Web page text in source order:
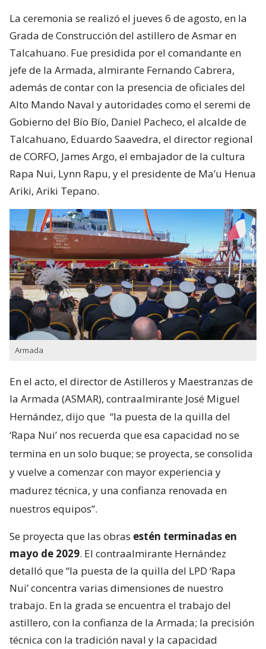
La ceremonia se realizó el jueves 6 de agosto, en la
Grada de Construcción del astillero de Asmar en
Talcahuano. Fue presidida por el comandante en
jefe de la Armada, almirante Fernando Cabrera,
además de contar con la presencia de oficiales del
Alto Mando Naval y autoridades como el seremi de
Gobierno del Bío Bío, Daniel Pacheco, el alcalde de
Talcahuano, Eduardo Saavedra, el director regional
de CORFO, James Argo, el embajador de la cultura
Rapa Nui, Lynn Rapu, y el presidente de Ma’u Henua
Ariki, Ariki Tepano.
Armada
En el acto, el director de Astilleros y Maestranzas de
la Armada (ASMAR), contraalmirante José Miguel
Hernández, dijo que “la puesta de la quilla del
‘Rapa Nui’ nos recuerda que esa capacidad no se
termina en un solo buque; se proyecta, se consolida
y vuelve a comenzar con mayor experiencia y
madurez técnica, y una confianza renovada en
nuestros equipos”.
Se proyecta que las obras estén terminadas en
mayo de 2029. El contraalmirante Hernández
detalló que “la puesta de la quilla del LPD ‘Rapa
Nui’ concentra varias dimensiones de nuestro
trabajo. En la grada se encuentra el trabajo del
astillero, con la confianza de la Armada; la precisión
técnica con la tradición naval y la capacidad